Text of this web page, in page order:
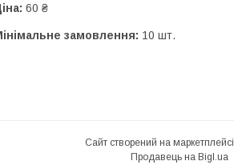
60 ₴
замовлення: 10 шт.
Сайт створений на маркетплейсі
Продавець на Bigl.ua